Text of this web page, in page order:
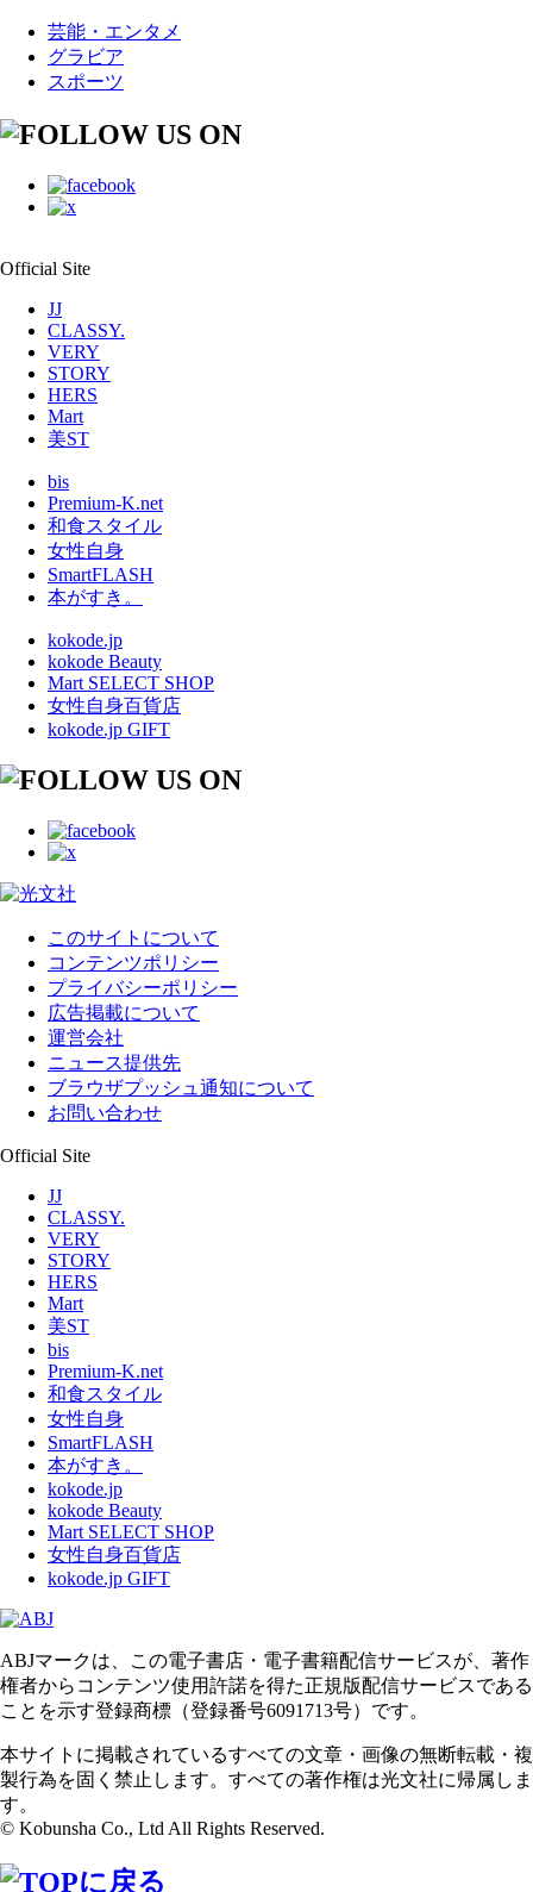
芸能・エンタメ
グラビア
スポーツ
Official Site
JJ
CLASSY.
VERY
STORY
HERS
Mart
美ST
bis
Premium-K.net
和食スタイル
女性自身
SmartFLASH
本がすき。
kokode.jp
kokode Beauty
Mart SELECT SHOP
女性自身百貨店
kokode.jp GIFT
このサイトについて
コンテンツポリシー
プライバシーポリシー
広告掲載について
運営会社
ニュース提供先
ブラウザプッシュ通知について
お問い合わせ
Official Site
JJ
CLASSY.
VERY
STORY
HERS
Mart
美ST
bis
Premium-K.net
和食スタイル
女性自身
SmartFLASH
本がすき。
kokode.jp
kokode Beauty
Mart SELECT SHOP
女性自身百貨店
kokode.jp GIFT
ABJマークは、この電子書店・電子書籍配信サービスが、著作
権者からコンテンツ使用許諾を得た正規版配信サービスである
ことを示す登録商標（登録番号6091713号）です。
本サイトに掲載されているすべての文章・画像の無断転載・複
製行為を固く禁止します。すべての著作権は光文社に帰属しま
す。
© Kobunsha Co., Ltd All Rights Reserved.